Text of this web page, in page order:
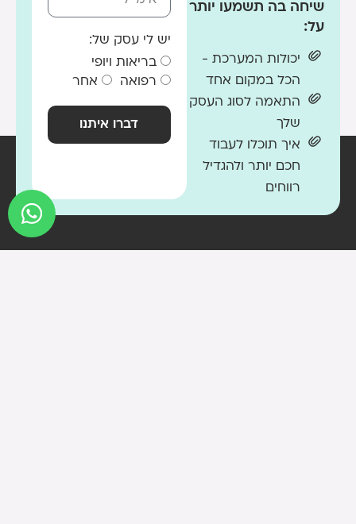
שיחה בה תשמעו יותר
על:
יכולות המערכת -
הכל במקום אחד
התאמה לסוג העסק
שלך
איך תוכלו לעבוד
חכם יותר ולהגדיל
רווחים
יש לי עסק של:
בריאות ויופי
רפואה
אחר
דברו איתנו